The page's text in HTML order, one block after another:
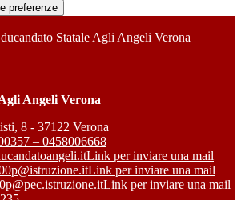
preferenze
Statale Agli Angeli Verona
Angeli Verona
8 - 37122 Verona
– 0458006668
Link per inviare una mail
Link per inviare una mail
Link per inviare una mail